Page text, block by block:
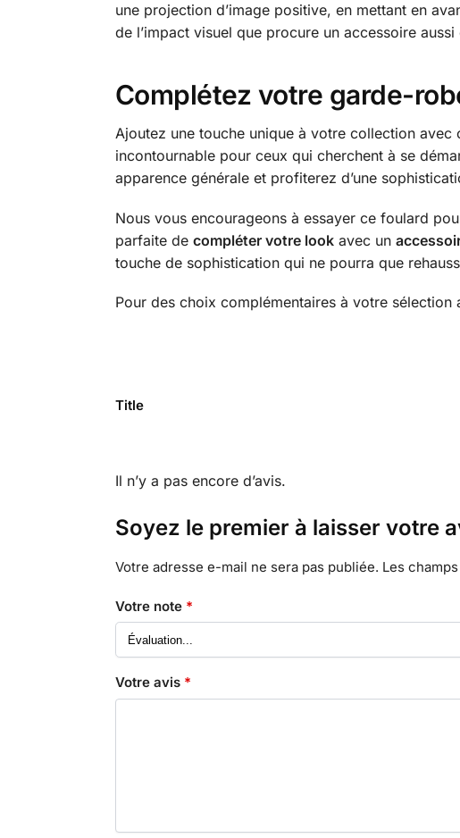
une projection d’image positive, en mettant en
de l’impact visuel que procure un accessoire aussi
Complétez votre garde-
Ajoutez une touche unique à votre collection avec
incontournable pour ceux qui cherchent à se
apparence générale et profiterez d’une
Nous vous encourageons à essayer ce foulard
parfaite de compléter votre lookavec un
touche de sophistication qui ne pourra que
Pour des choix complémentaires à votre sélection
Title
Il n’y a pas encore d’avis.
Soyez le premier à laisser votre
Votre adresse e-mail ne sera pas publiée. Les
Votre note *
Votre avis *